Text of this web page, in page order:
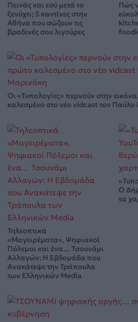
Πεινάς και εσύ μετά το
ξενύχτι; 5 καντίνες στην
Αθήνα που σώζουν τις
βραδινές σου λιγούρες
Πώς
Οι «Τυπολογίες» περνούν στην
καλεσμένο στο νέο vidcast τον
Τηλεοπτικά
«Μαγειρέματα», Ψηφιακοί
Πόλεμοι και ένα… Τσουνάμι
Αλλαγών: Η Εβδομάδα που
Ανακάτεψε την Τράπουλα
των Ελληνικών Media
Ο
τα